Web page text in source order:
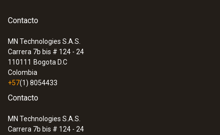
Contacto
MN Technologies S.A.S.
Carrera 7b bis # 124 - 24
110111 Bogota D.C
Colombia
+57(1) 8054433
Contacto
MN Technologies S.A.S.
Carrera 7b bis # 124 - 24